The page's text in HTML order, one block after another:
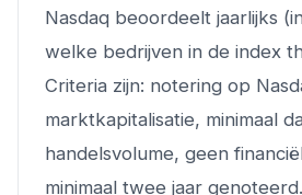
Nasdaq beoordeelt jaarlijks
welke bedrijven in de index
Criteria zijn: notering op
marktkapitalisatie, minimaal
handelsvolume, geen
minimaal twee jaar